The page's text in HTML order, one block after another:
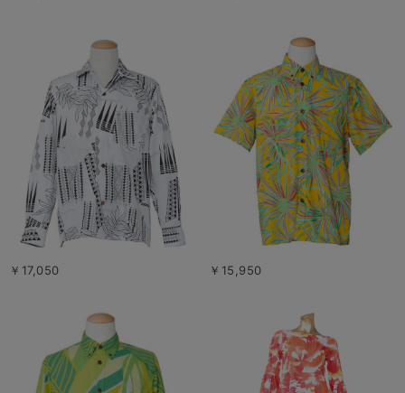
￥17,050 ￥15,950